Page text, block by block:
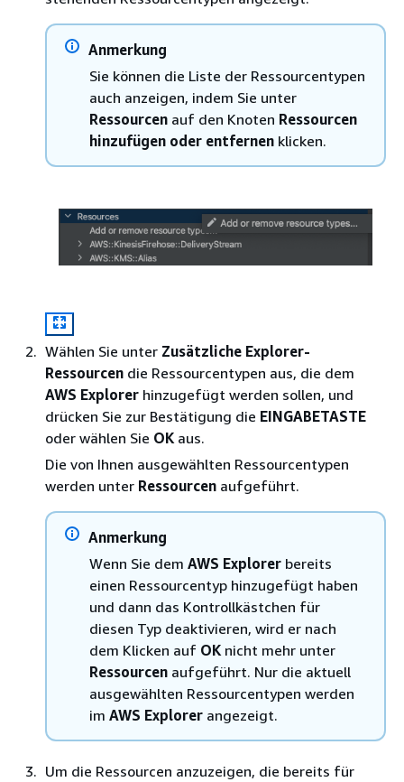
Anmerkung
Sie können die Liste der Ressourcentypen
auch anzeigen, indem Sie unter
Ressourcen auf den Knoten Ressourcen
hinzufügen oder entfernen klicken.
Wählen Sie unter Zusätzliche Explorer-
Ressourcen die Ressourcentypen aus, die dem
AWS Explorer hinzugefügt werden sollen, und
drücken Sie zur Bestätigung die EINGABETASTE
oder wählen Sie OK aus.
Die von Ihnen ausgewählten Ressourcentypen
werden unter Ressourcen aufgeführt.
Anmerkung
Wenn Sie dem AWS Explorer bereits
einen Ressourcentyp hinzugefügt haben
und dann das Kontrollkästchen für
diesen Typ deaktivieren, wird er nach
dem Klicken auf OK nicht mehr unter
Ressourcen aufgeführt. Nur die aktuell
ausgewählten Ressourcentypen werden
im AWS Explorer angezeigt.
Um die Ressourcen anzuzeigen, die bereits für